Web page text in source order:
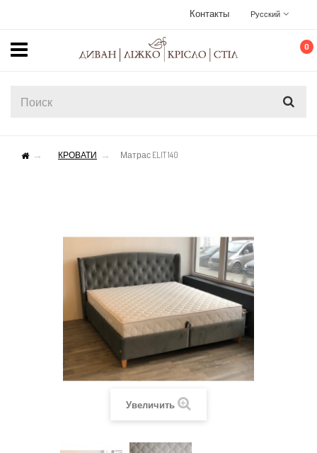
Русский
Контакты
0
КРОВАТИ Матрас ELIT 140
Увеличить